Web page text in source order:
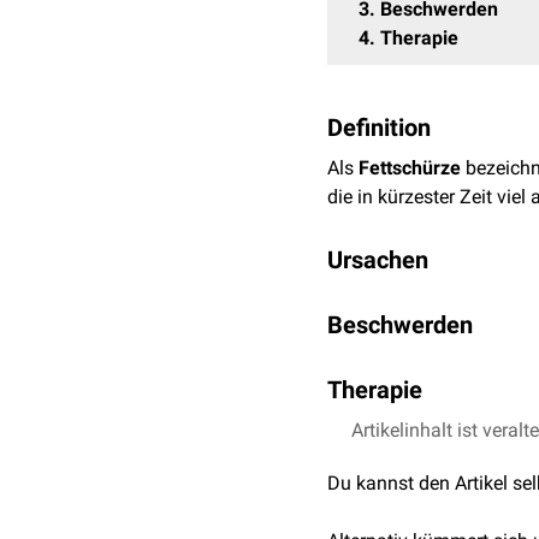
3 Beschwerden
4 Therapie
Definition
Als Fettschürze
die in kürzester Zeit viel
Ursachen
schnelle Gewichtsverlust
50. Lebensjahr mittels
Beschwerden
Beeinträchtigungen, die
Hautfalten auch mit
Therapie
Im Rahmen einer
Artikelinhalt ist
Du kannst den Artikel